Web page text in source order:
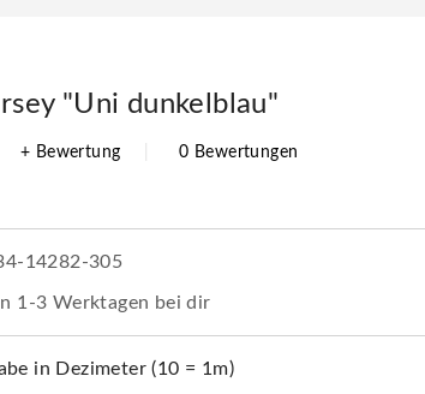
"Uni dunkelblau"
+ Bewertung 0 Bewertungen
14282-305
In 1-3 Werktagen bei dir
in Dezimeter (10 = 1m)